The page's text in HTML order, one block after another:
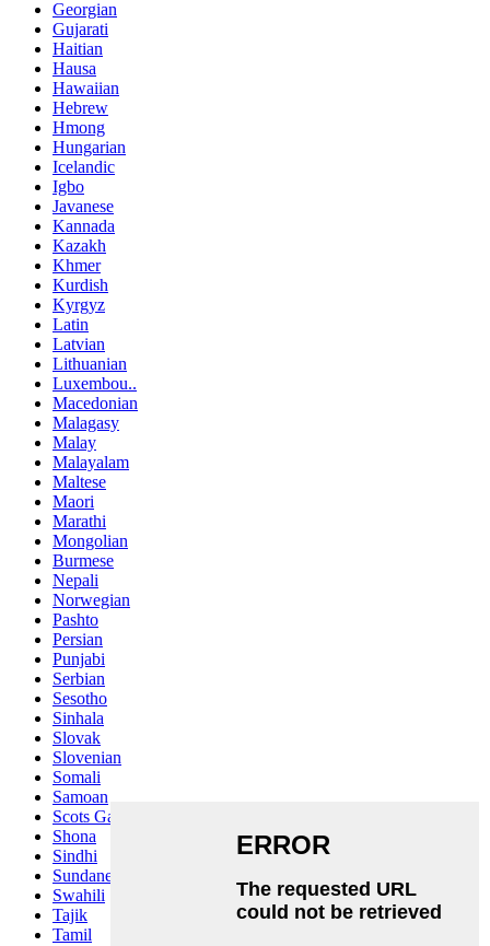
Georgian
Gujarati
Haitian
Hausa
Hawaiian
Hebrew
Hmong
Hungarian
Icelandic
Igbo
Javanese
Kannada
Kazakh
Khmer
Kurdish
Kyrgyz
Latin
Latvian
Lithuanian
Luxembou..
Macedonian
Malagasy
Malay
Malayalam
Maltese
Maori
Marathi
Mongolian
Burmese
Nepali
Norwegian
Pashto
Persian
Punjabi
Serbian
Sesotho
Sinhala
Slovak
Slovenian
Somali
Samoan
Scots Gaelic
Shona
Sindhi
Sundanese
Swahili
Tajik
Tamil